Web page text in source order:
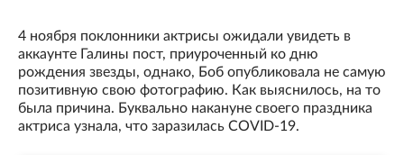
4 ноября поклонники актрисы ожидали увидеть в
аккаунте Галины пост, приуроченный ко дню
рождения звезды, однако, Боб опубликовала не самую
позитивную свою фотографию. Как выяснилось, на то
была причина. Буквально накануне своего праздника
актриса узнала, что заразилась COVID-19.